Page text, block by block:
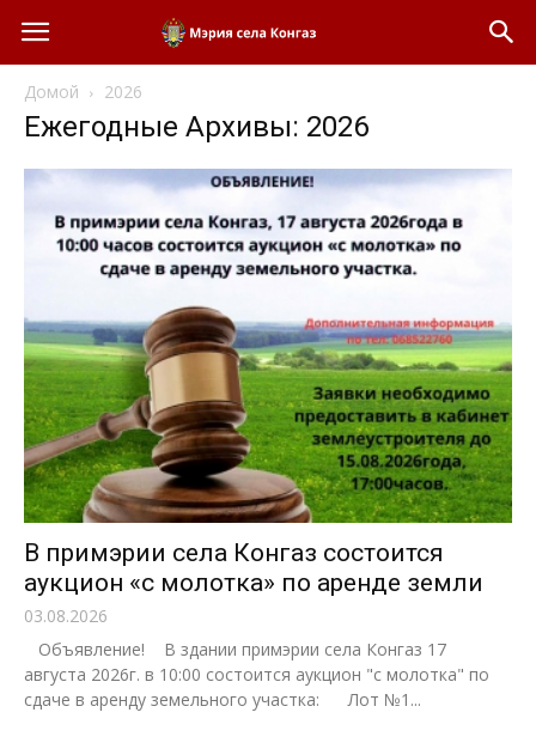
Домой 2026
Ежегодные Архивы: 2026
В примэрии села Конгаз состоится
аукцион «с молотка» по аренде земли
03.08.2026
Объявление! В здании примэрии села Конгаз 17
августа 2026г. в 10:00 состоится аукцион "с молотка" по
сдаче в аренду земельного участка: Лот №1...